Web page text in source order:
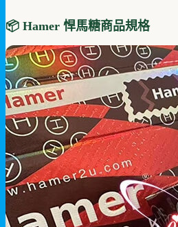
📦 Hamer 悍馬糖商品規格